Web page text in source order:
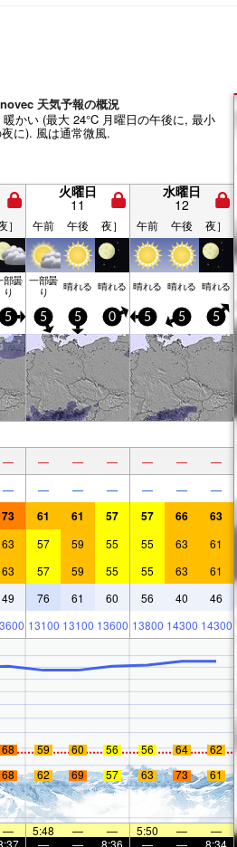
天気予報の概況
かい (最大 24°C 月曜日の午後に, 最小
に). 風は通常微風.
火曜日
11
水曜日
12
］ 午前 午後 夜］ 午前 午後 夜］
部曇
り
一部曇
り 晴れる 晴れる 晴れる 晴れる 晴れる
5 5 5 0 5 5 5
— — — — — — —
— — — — — — —
73 61 61 57 57 66 63
63 57 59 55 55 63 61
63 57 59 55 55 63 61
49 76 61 60 56 40 46
13100 13100 13600 13800 14300 14300
68 59 60 56 56 64
62
68 62 69 57 63 73 61
— 5:48 — — 5:50 —
—
— — 8:36 — — 8:34